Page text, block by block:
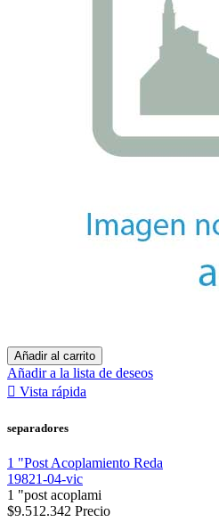
Añadir al carrito
Añadir a la lista de deseos
 Vista rápida
separadores
1 "Post Acoplamiento Reda
19821-04-vic
1 "post acoplami
$9.512.342 Precio